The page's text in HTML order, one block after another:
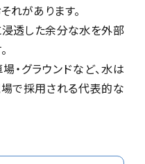
があります。
浸透した余分な水を外部
・グラウンドなど、水は
で採用される代表的な